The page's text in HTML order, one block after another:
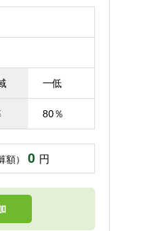
一低
80％
額） 0 円